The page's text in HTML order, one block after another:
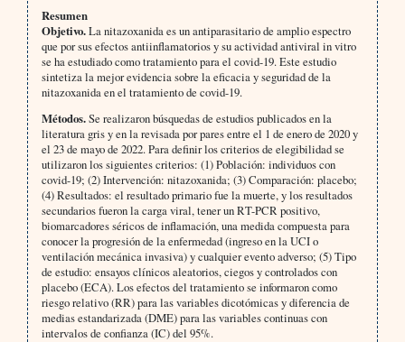
Resumen
Objetivo.La nitazoxanida es un antiparasitario de amplio espectro
que por sus efectos antiinflamatorios y su actividad antiviral in vitro
se ha estudiado como tratamiento para el covid-19. Este estudio
sintetiza la mejor evidencia sobre la eficacia y seguridad de la
nitazoxanida en el tratamiento de covid-19.
Métodos.Se realizaron búsquedas de estudios publicados en la
literatura gris y en la revisada por pares entre el 1 de enero de 2020 y
el 23 de mayo de 2022. Para definir los criterios de elegibilidad se
utilizaron los siguientes criterios: (1) Población: individuos con
covid-19; (2) Intervención: nitazoxanida; (3) Comparación: placebo;
(4) Resultados: el resultado primario fue la muerte, y los resultados
secundarios fueron la carga viral, tener un RT-PCR positivo,
biomarcadores séricos de inflamación, una medida compuesta para
conocer la progresión de la enfermedad (ingreso en la UCI o
ventilación mecánica invasiva) y cualquier evento adverso; (5) Tipo
de estudio: ensayos clínicos aleatorios, ciegos y controlados con
placebo (ECA). Los efectos del tratamiento se informaron como
riesgo relativo (RR) para las variables dicotómicas y diferencia de
medias estandarizada (DME) para las variables continuas con
intervalos de confianza (IC) del 95%.